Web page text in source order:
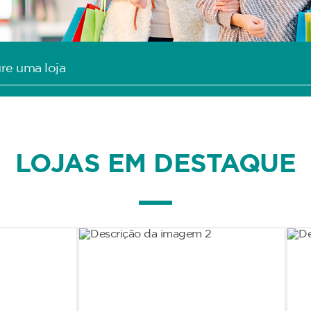
LOJAS EM DESTAQUE